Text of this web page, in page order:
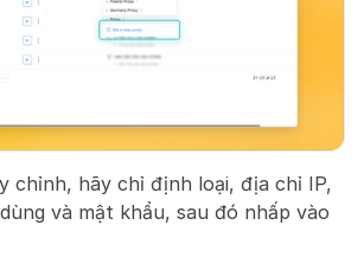
chỉnh, hãy chỉ định loại, địa chỉ IP,
và mật khẩu, sau đó nhấp vào